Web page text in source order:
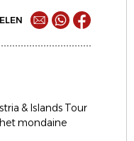
& Islands Tour
mondaine